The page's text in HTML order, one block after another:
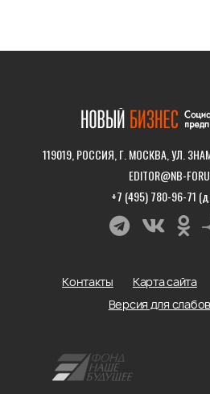
119019, РОССИЯ, Г. МОСКВА, УЛ.
EDITOR@NB-
+7 (495) 780-96-71
Контакты Карта сайта
Версия для